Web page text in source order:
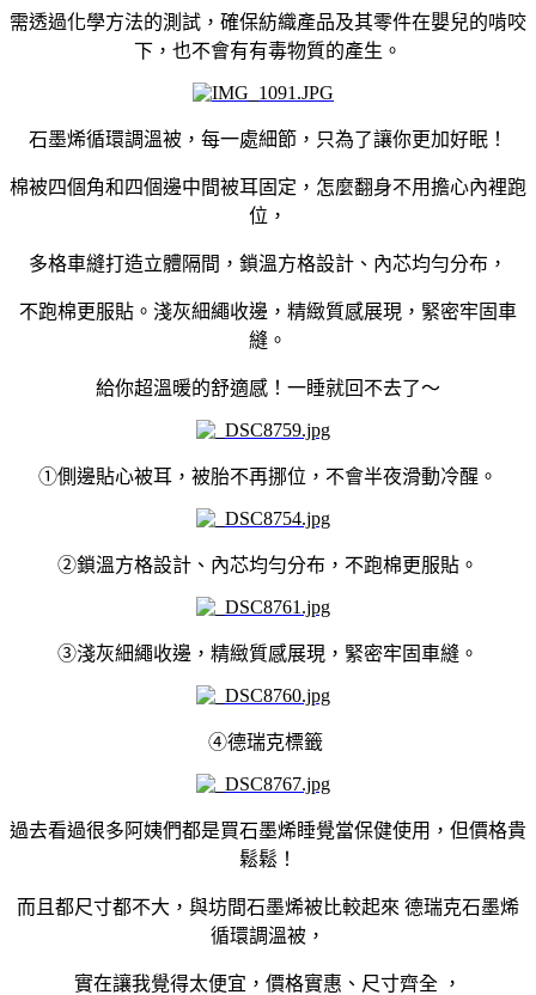
需透過化學方法的測試，確保紡織產品及其零件在嬰兒的啃咬
下，也不會有有毒物質的產生。
石墨烯循環調溫被，每一處細節，只為了讓你更加好眠！
棉被四個角和四個邊中間被耳固定，怎麼翻身不用擔心內裡跑
位，
多格車縫打造立體隔間，鎖溫方格設計、內芯均勻分布，
不跑棉更服貼。淺灰細繩收邊，精緻質感展現，緊密牢固車
縫。
給你超溫暖的舒適感！一睡就回不去了～
①側邊貼心被耳，被胎不再挪位，不會半夜滑動冷醒。
②鎖溫方格設計、內芯均勻分布，不跑棉更服貼。
③淺灰細繩收邊，精緻質感展現，緊密牢固車縫。
④德瑞克標籤
過去看過很多阿姨們都是買石墨烯睡覺當保健使用，但價格貴
鬆鬆！
而且都尺寸都不大，與坊間石墨烯被比較起來 德瑞克石墨烯
循環調溫被，
實在讓我覺得太便宜，價格實惠、尺寸齊全 ，